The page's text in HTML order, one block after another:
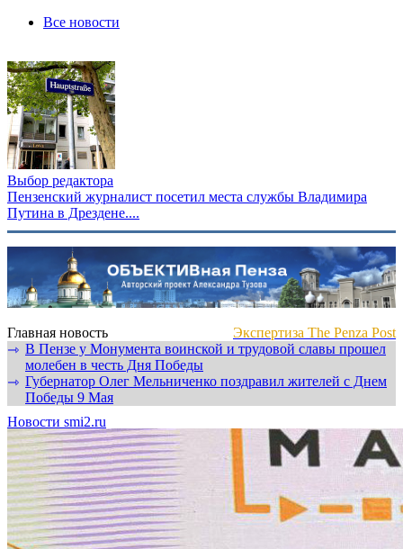
Все новости
Выбор редактора
Пензенский журналист посетил места службы Владимира
Путина в Дрездене....
Главная новость
Экспертиза The Penza Post
⇾ В Пензе у Монумента воинской и трудовой славы прошел
молебен в честь Дня Победы
⇾ Губернатор Олег Мельниченко поздравил жителей с Днем
Победы 9 Мая
Новости smi2.ru